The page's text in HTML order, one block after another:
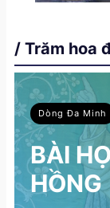
/ Trăm hoa
Dòng Đa Minh
BÀI
HỒNG